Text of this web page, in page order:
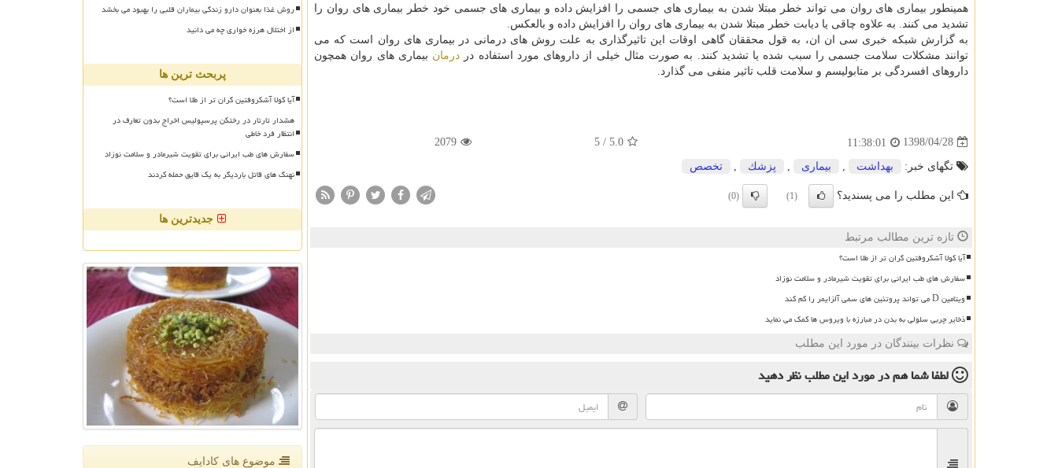
همینطور بیماری های روان می تواند خطر مبتلا شدن به بیماری های جسمی را افزایش داده و بیماری های جسمی خود خطر بیماری های روان را
تشدید می كنند. به علاوه چاقی یا دیابت خطر مبتلا شدن به بیماری های روان را افزایش داده و بالعكس.
به گزارش شبكه خبری سی ان ان، به قول محققان گاهی اوقات این تاثیرگذاری به علت روش های درمانی در بیماری های روان است كه می
توانند مشكلات سلامت جسمی را سبب شده یا تشدید كنند. به صورت مثال خیلی از داروهای مورد استفاده در درمان بیماری های روان همچون
داروهای افسردگی بر متابولیسم و سلامت قلب تاثیر منفی می گذارد.
1398/04/28
11:38:01
5.0
/
5
2079
تگهای خبر: بهداشت , بیماری , پزشك , تخصص
این مطلب را می پسندید؟ (1)
(0)
تازه ترین مطالب مرتبط
آیا کولا آشکروفتین گران تر از طلا است؟
سفارش های طب ایرانی برای تقویت شیرمادر و سلامت نوزاد
ویتامین D می تواند پروتئین های سمی آلزایمر را کم کند
ذخایر چربی سلولی به بدن در مبارزه با ویروس ها کمک می نماید
نظرات بینندگان در مورد این مطلب
لطفا شما همدر مورد این مطلبنظر دهید
روش غذا بعنوان دارو زندگی بیماران قلبی را بهبود می بخشد
از اختلال هرزه خواری چه می دانید
پربحث ترین ها
آیا کولا آشکروفتین گران تر از طلا است؟
هشدار تارتار در رختکن پرسپولیس اخراج بدون تعارف در
انتظار فرد خاطی
سفارش های طب ایرانی برای تقویت شیرمادر و سلامت نوزاد
نهنگ های قاتل باردیگر به یک قایق حمله کردند
جدیدترین ها
موضوع های كادایف